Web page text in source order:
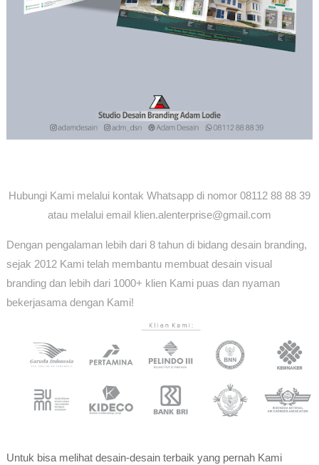
Hubungi Kami melalui kontak Whatsapp di nomor 08112 88 88 39
atau melalui email klien.alenterprise@gmail.com
Dengan pengalaman lebih dari 8 tahun di bidang desain branding,
sejak 2012 Kami telah membantu membuat desain visual
branding dan lebih dari 1000+ klien Kami puas dan nyaman
bekerjasama dengan Kami!
Untuk bisa melihat desain-desain terbaik yang pernah Kami